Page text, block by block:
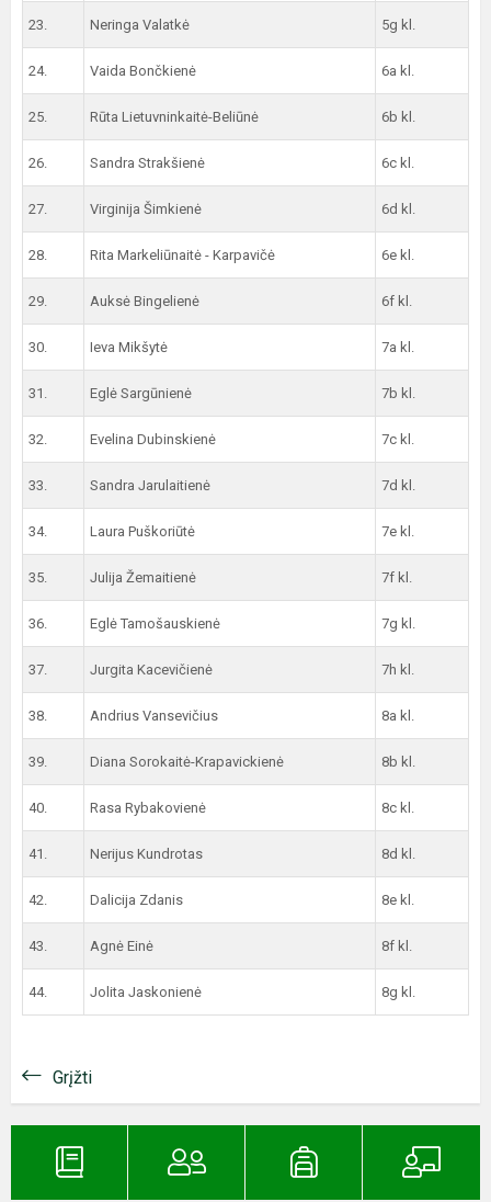
23. Neringa Valatkė 5g kl.
24. Vaida Bončkienė 6a kl.
25. Rūta Lietuvninkaitė-Beliūnė 6b kl.
26. Sandra Strakšienė 6c kl.
27. Virginija Šimkienė 6d kl.
28. Rita Markeliūnaitė - Karpavičė 6e kl.
29. Auksė Bingelienė 6f kl.
30. Ieva Mikšytė 7a kl.
31. Eglė Sargūnienė 7b kl.
32. Evelina Dubinskienė 7c kl.
33. Sandra Jarulaitienė 7d kl.
34. Laura Puškoriūtė 7e kl.
35. Julija Žemaitienė 7f kl.
36. Eglė Tamošauskienė 7g kl.
37. Jurgita Kacevičienė 7h kl.
38. Andrius Vansevičius 8a kl.
39. Diana Sorokaitė-Krapavickienė 8b kl.
40. Rasa Rybakovienė 8c kl.
41. Nerijus Kundrotas 8d kl.
42. Dalicija Zdanis 8e kl.
43. Agnė Einė 8f kl.
44. Jolita Jaskonienė 8g kl.
Grįžti